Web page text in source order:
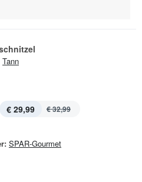
Tann
€ 29,99 € 32,99
SPAR-Gourmet